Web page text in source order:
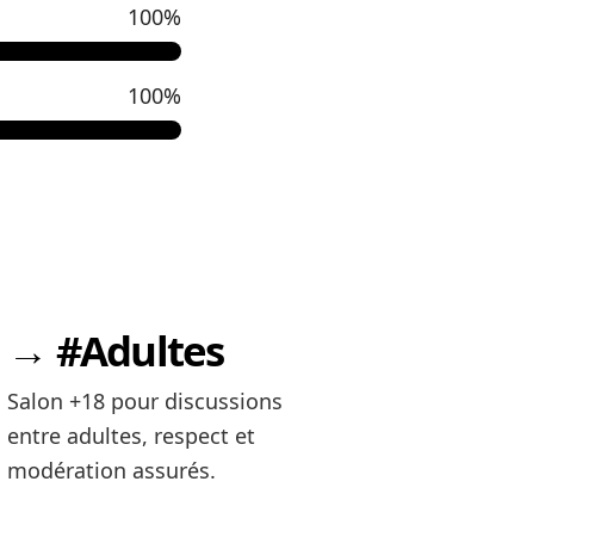
100%
100%
→ #Adultes
Salon +18 pour discussions
entre adultes, respect et
modération assurés.